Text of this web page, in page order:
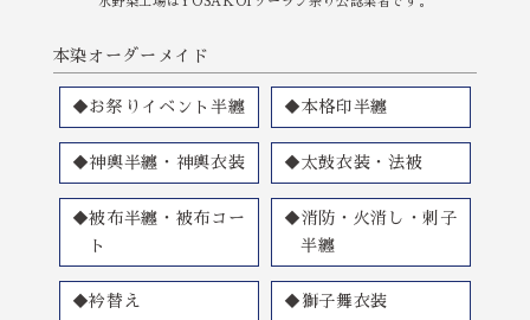
本染オーダーメイド
◆お祭りイベント半纏 ◆本格印半纏
◆神輿半纏・神輿衣装 ◆太鼓衣装・法被
◆被布半纏・被布コー
ト
◆消防・火消し・刺子
半纏
◆衿替え ◆獅子舞衣装